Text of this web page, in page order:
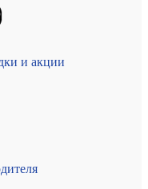
и акции